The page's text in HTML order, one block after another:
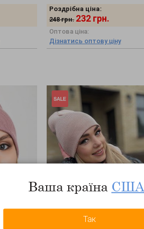
Роздрібна ціна:
248 грн. 232 грн.
Оптова ціна:
Дізнатись оптову ціну
Ваша країна США
Так